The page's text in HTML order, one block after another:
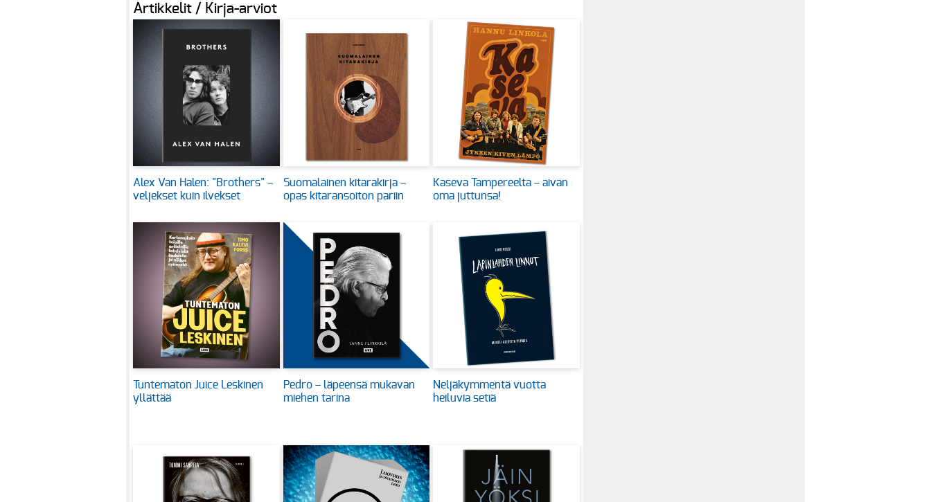
Artikkelit / Kirja-arviot
Alex Van Halen: "Brothers" –
veljekset kuin ilvekset
Suomalainen kitarakirja –
opas kitaransoiton pariin
Kaseva Tampereelta – aivan
oma juttunsa!
Tuntematon Juice Leskinen
yllättää
Pedro – läpeensä mukavan
miehen tarina
Neljäkymmentä vuotta
heiluvia setiä